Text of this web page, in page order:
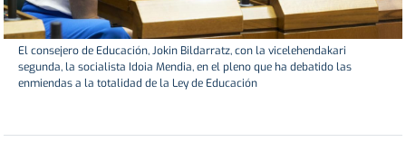
El consejero de Educación, Jokin Bildarratz, con la vicelehendakari
segunda, la socialista Idoia Mendia, en el pleno que ha debatido las
enmiendas a la totalidad de la Ley de Educación